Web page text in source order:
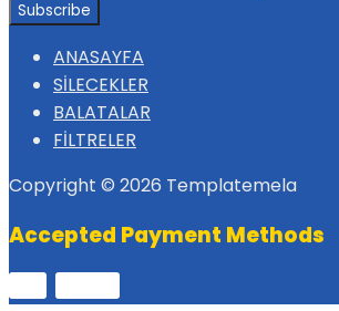
ANASAYFA
SİLECEKLER
BALATALAR
FİLTRELER
Copyright © 2026 Templatemela
Accepted Payment Methods